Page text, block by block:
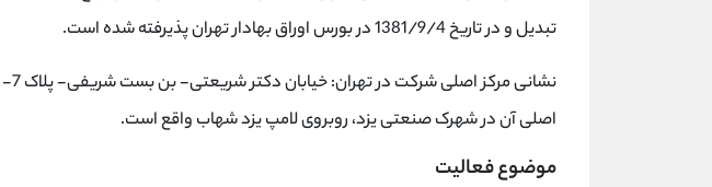
تبدیل و در تاریخ 1381/9/4 در بورس اوراق بهادار تهران پذیرفته شده است.
اصلی آن در شهرک صنعتی یزد، روبروی لامپ یزد شهاب واقع است.
موضوع فعالیت